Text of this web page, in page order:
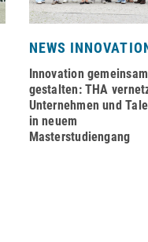
NEWS
Innovation gemeinsam
gestalten: THA
Unternehmen und
in neuem
Masterstudiengang